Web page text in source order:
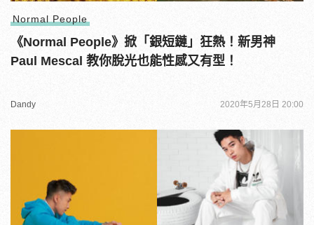
Normal People
《Normal People》掀「銀短鏈」狂熱！新男神
Paul Mescal 教你脫光也能性感又有型！
Dandy 2020年5月28日 20:00